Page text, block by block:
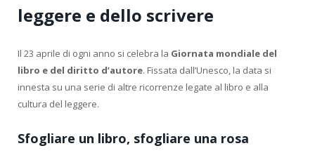
leggere e dello scrivere
Il 23 aprile di ogni anno si celebra la Giornata mondiale del
libro e del diritto d’autore. Fissata dall’Unesco, la data si
innesta su una serie di altre ricorrenze legate al libro e alla
cultura del leggere.
Sfogliare un libro, sfogliare una rosa